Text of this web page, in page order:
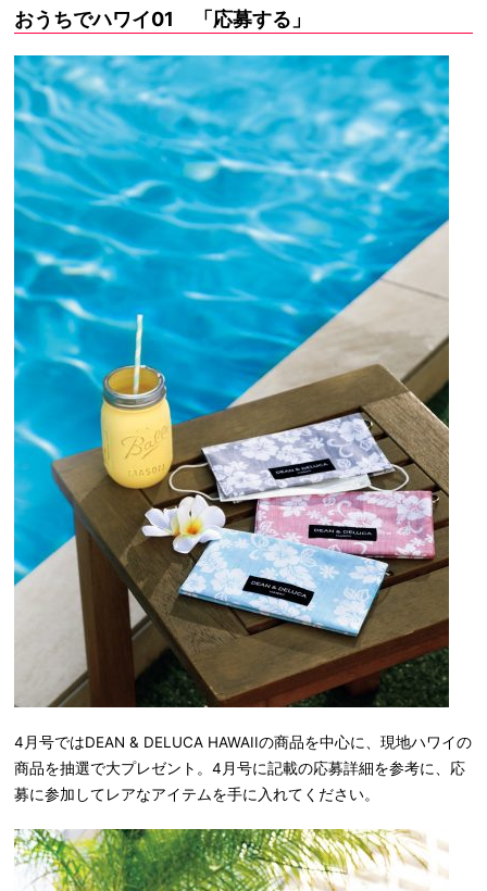
おうちでハワイ01 「応募する」
4月号ではDEAN & DELUCA HAWAIIの商品を中心に、現地ハワイの
商品を抽選で大プレゼント。4月号に記載の応募詳細を参考に、応
募に参加してレアなアイテムを手に入れてください。